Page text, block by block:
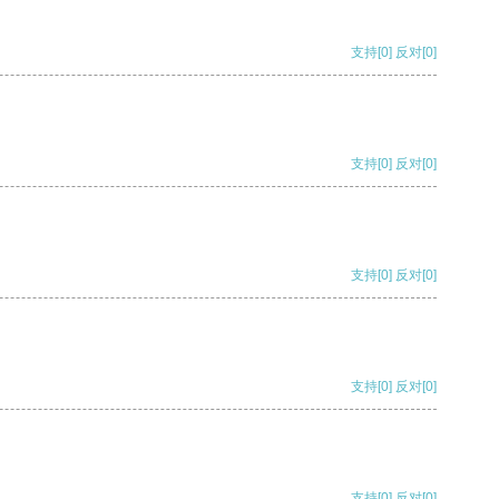
支持[0] 反对[0]
支持[0] 反对[0]
支持[0] 反对[0]
支持[0] 反对[0]